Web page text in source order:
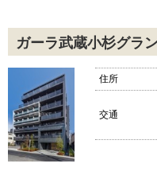
ガーラ武蔵小杉グラ
住所
交通